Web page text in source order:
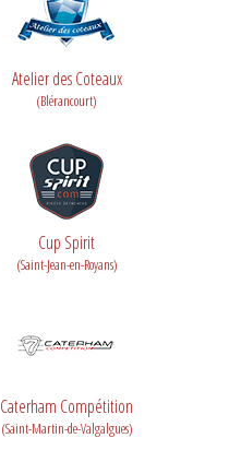
Atelier des Coteaux
(Blérancourt)
Cup Spirit
(Saint-Jean-en-Royans)
Caterham Compétition
(Saint-Martin-de-Valgalgues)